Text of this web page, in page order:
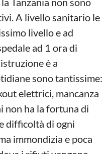
A livello sanitario le
livello e ad
ad 1 ora di
è a
sono tantissime:
elettrici, mancanza
non ha la fortuna di
difficoltà di ogni
immondizia e poca